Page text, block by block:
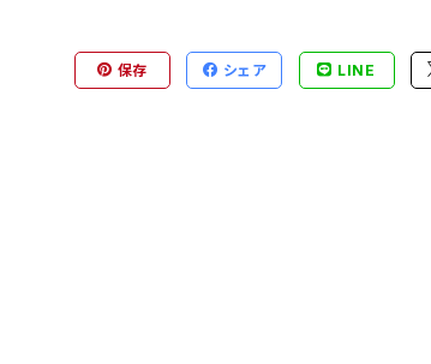
保存 シェア LINE